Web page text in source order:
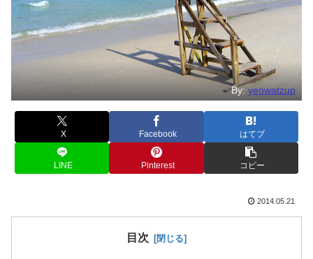
By:yeowatzup
X Facebook はてブ
LINE Pinterest コピー
2014.05.21
目次